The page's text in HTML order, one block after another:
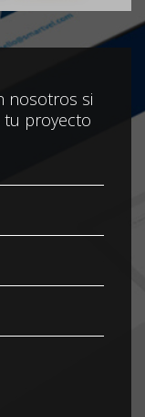
nosotros si
proyecto